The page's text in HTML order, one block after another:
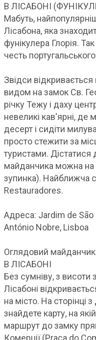
В ЛІСАБОНІ
Мабуть,
Лісабона, яка
фунікулера Глорія.
честь
Звідси
видом на замок Св.
річку Тежу і даху
невеликі кав'ярні, де
десерт і сидіти
просто стежити за
туристами. Дістатися
майданчика можна на
зупинка). Найближча
Restauradores.
Адреса: Jardim de
António Nobre, Lisboa
Оглядовий
В ЛІСАБОНІ
Без сумніву, з висоти
Лісабоні
на місто. На сторінці
знайдете карту, на
маршрут до замку
Комерції (Praça do